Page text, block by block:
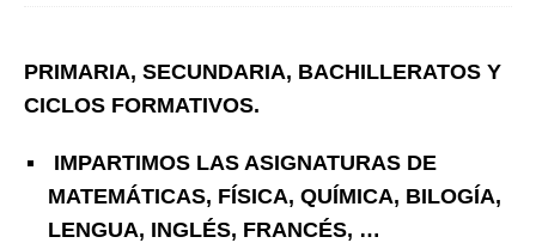
PRIMARIA, SECUNDARIA, BACHILLERATOS Y
CICLOS FORMATIVOS.
IMPARTIMOS LAS ASIGNATURAS DE
MATEMÁTICAS, FÍSICA, QUÍMICA, BILOGÍA,
LENGUA, INGLÉS, FRANCÉS, …